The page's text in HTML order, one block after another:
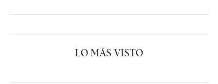
LO MÁS VISTO